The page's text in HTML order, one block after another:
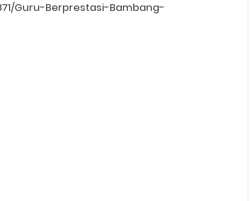
Guru-Berprestasi-Bambang-